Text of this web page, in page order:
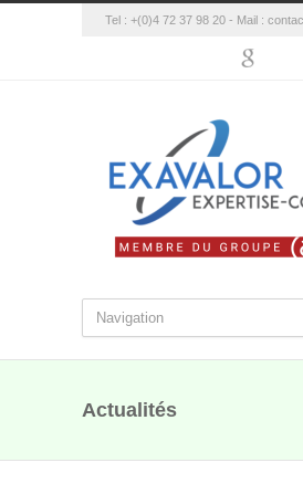
Tel : +(0)4 72 37 98 20 - Mail :
Actualités